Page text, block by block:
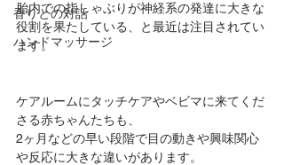
香りとの対話
ハンドマッサージ
胎内での指しゃぶりが神経系の発達に大きな
役割を果たしている、と最近は注目されてい
ます。
ケアルームにタッチケアやベビマに来てくだ
さる赤ちゃんたちも、
2ヶ月などの早い段階で目の動きや興味関心
や反応に大きな違いがあります。